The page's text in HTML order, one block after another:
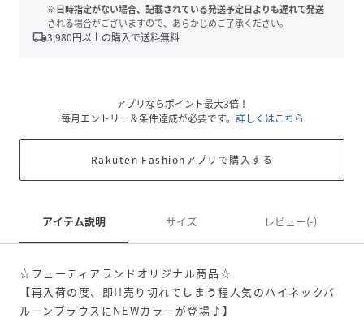
※日時指定がない場合、記載されている発送予定日よりも遅れて発送
される場合がございますので、あらかじめご了承ください。
local_shipping3,980円以上の購入で送料無料
アプリならポイント最大3倍！
毎月エントリー＆条件達成が必要です。 詳しくはこちら
Rakuten Fashionアプリで購入する
アイテム説明 サイズ レビュー(-)
☆フューティアランドオリジナル商品☆
【再入荷の度、即!!売り切れてしまう程人気のハイネックバ
ルーンブラウスにNEWカラーが登場♪】